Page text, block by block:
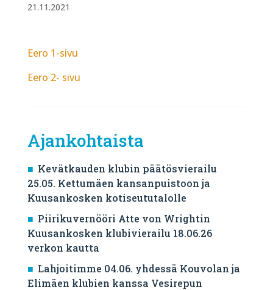
21.11.2021
Eero 1-sivu
Eero 2- sivu
Ajankohtaista
Kevätkauden klubin päätösvierailu
25.05. Kettumäen kansanpuistoon ja
Kuusankosken kotiseututalolle
Piirikuvernööri Atte von Wrightin
Kuusankosken klubivierailu 18.06.26
verkon kautta
Lahjoitimme 04.06. yhdessä Kouvolan ja
Elimäen klubien kanssa Vesirepun